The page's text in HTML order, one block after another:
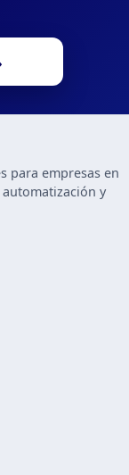
para empresas en
y